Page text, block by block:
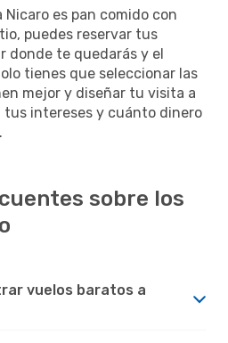
es pan comido con
puedes reservar tus
donde te quedarás y el
tienes que seleccionar las
mejor y diseñar tu visita a
tus intereses y cuánto dinero
sobre los
vuelos baratos a